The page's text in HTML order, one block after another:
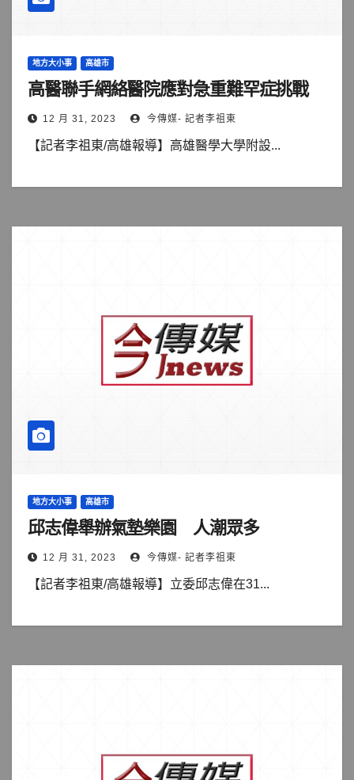
地方大小事 高雄市
高醫聯手網絡醫院應對急重難罕症挑戰
12 月 31, 2023 今傳媒- 記者李祖東
【記者李祖東/高雄報導】高雄醫學大學附設...
地方大小事 高雄市
邱志偉舉辦氣墊樂園 人潮眾多
12 月 31, 2023 今傳媒- 記者李祖東
【記者李祖東/高雄報導】立委邱志偉在31...